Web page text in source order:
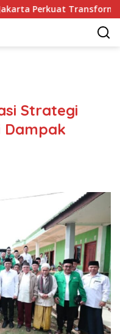
Transformasi
Strategi
Dampak